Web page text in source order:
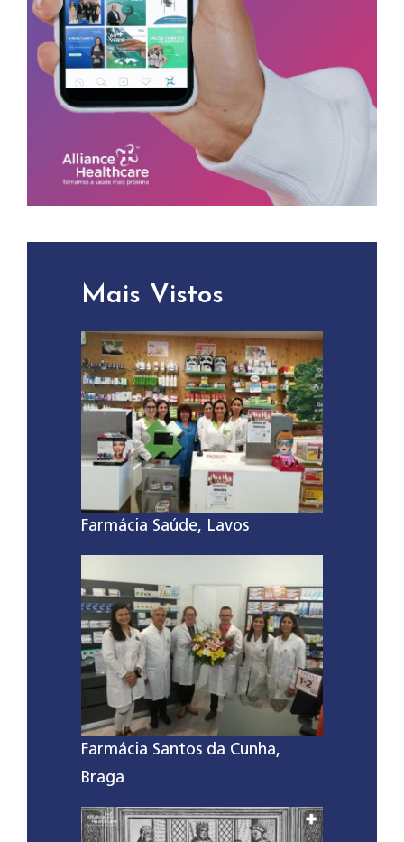
Mais Vistos
Farmácia Saúde, Lavos
Farmácia Santos da Cunha,
Braga